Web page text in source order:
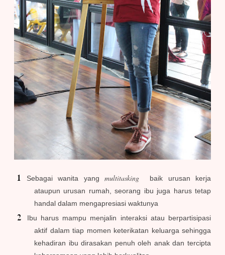
Sebagai wanita yangmultitasking
baik urusan kerja
ataupun urusan rumah, seorang ibu juga harus tetap
handal dalam mengapresiasi waktunya
Ibu harus mampu menjalin interaksi atau berpartisipasi
aktif dalam tiap momen keterikatan keluarga sehingga
kehadiran ibu dirasakan penuh oleh anak dan tercipta